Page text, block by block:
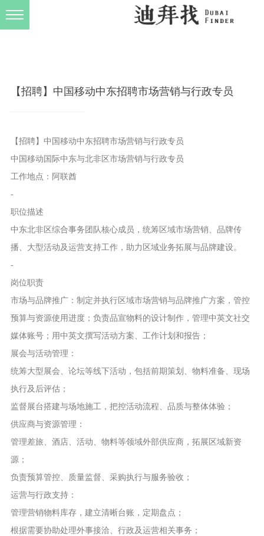
【招聘】中国移动中东招聘市场营销与行政专员
【招聘】中国移动中东招聘市场营销与行政专员
中国移动国际中东与北非区市场营销与行政专员
工作地点：阿联酋
-
职位描述
中东北非区综合事务团队核心成员，统筹区域市场营销、品牌传
播、大型活动及运营支持工作，助力区域业务拓展与品牌建设。
-
岗位职责
市场与品牌推广：制定并执行区域市场营销与品牌推广方案，管控
预算与资源使用进度；负责品宣物料的设计制作，管理中英文社交
媒体账号；用中英文撰写活动方案、工作计划和报告；
展会与活动管理：
统筹大型展会、论坛等线下活动，包括前期策划、物料准备、现场
执行及后评估；
监督展台搭建与场地施工，把控活动流程、品质与整体体验；
供应商与资源管理：
管理差旅、酒店、活动、物料等领域外部供应商，拓展区域新资
源；
负责预算管控、质量监督、采购执行与服务验收；
运营与行政支持：
管理营销物料库存，建立清晰台账，定期盘点；
根据需要协助处理外事接洽、行政及运营相关事务；